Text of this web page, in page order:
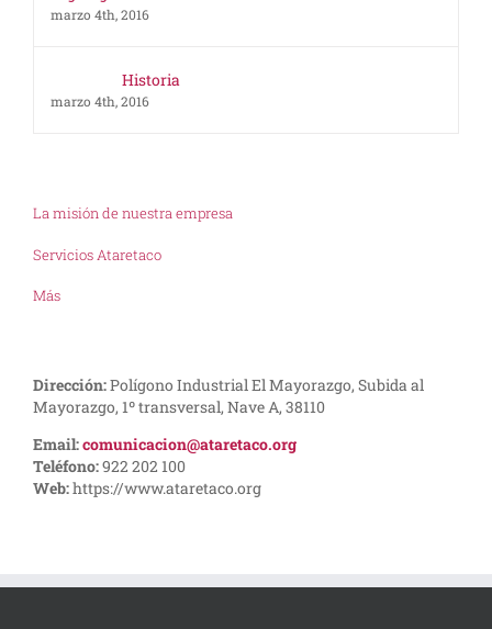
marzo 4th, 2016
Historia
marzo 4th, 2016
La misión de nuestra empresa
Servicios Ataretaco
Más
Dirección:Polígono Industrial El Mayorazgo, Subida al
Mayorazgo, 1º transversal, Nave A, 38110
Email:comunicacion@ataretaco.org
Teléfono:922 202 100
Web:https://www.ataretaco.org